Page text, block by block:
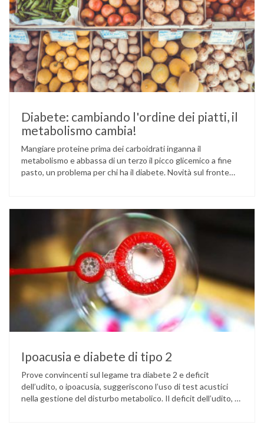
Diabete: cambiando l'ordine dei piatti, il
metabolismo cambia!
Mangiare proteine prima dei carboidrati inganna il
metabolismo e abbassa di un terzo il picco glicemico a fine
pasto, un problema per chi ha il diabete. Novità sul fronte
come ingannare il metabolismo ed evitare che gli zuccheri …
Ipoacusia e diabete di tipo 2
Prove convincenti sul legame tra diabete 2 e deficit
dell’udito, o ipoacusia, suggeriscono l’uso di test acustici
nella gestione del disturbo metabolico. Il deficit dell’udito, o